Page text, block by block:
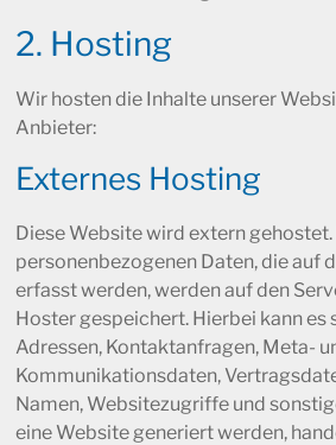
2. Hosting
Wir hosten die Inhalte unserer
Anbieter:
Externes Hosting
Diese Website wird extern gehostet.
personenbezogenen Daten, die auf
erfasst werden, werden auf den
Hoster gespeichert. Hierbei kann es
Adressen, Kontaktanfragen, Meta-
Kommunikationsdaten,
Namen, Websitezugriffe und
eine Website generiert werden,